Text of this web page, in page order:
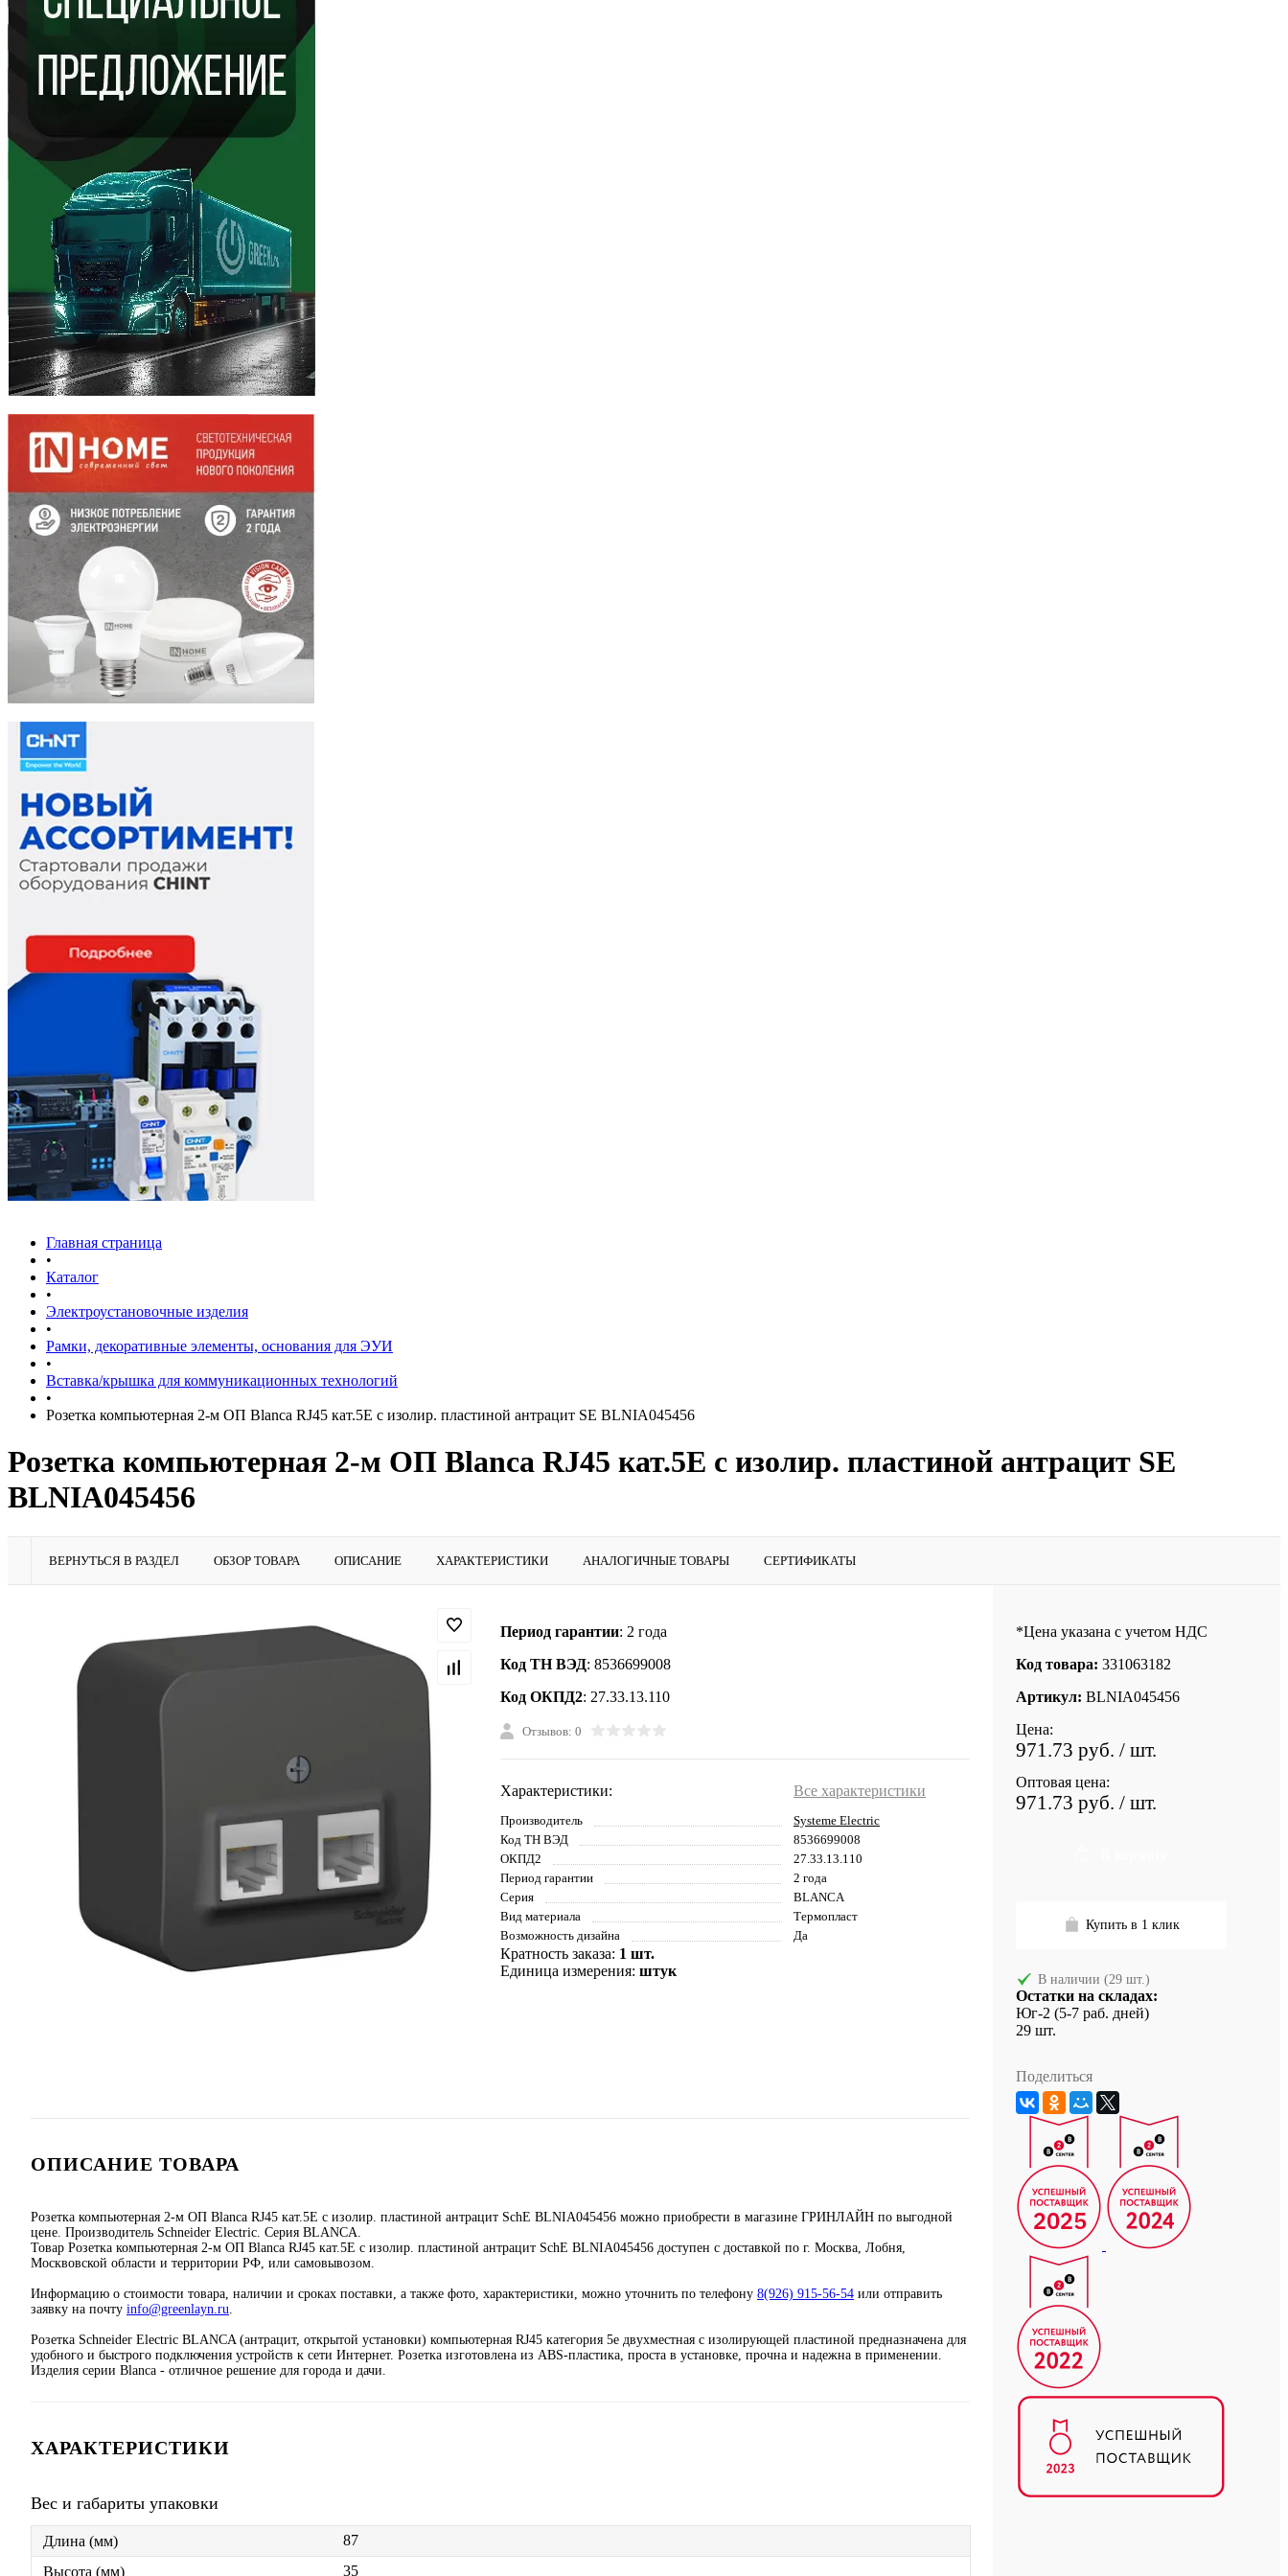
Главная страница
•
Каталог
•
Электроустановочные изделия
•
Рамки, декоративные элементы, основания для ЭУИ
•
Вставка/крышка для коммуникационных технологий
•
Розетка компьютерная 2-м ОП Blanca RJ45 кат.5E с изолир. пластиной антрацит SE BLNIA045456
Розетка компьютерная 2-м ОП Blanca RJ45 кат.5E с изолир. пластиной антрацит SE
BLNIA045456
ВЕРНУТЬСЯ В РАЗДЕЛ ОБЗОР ТОВАРА ОПИСАНИЕ ХАРАКТЕРИСТИКИ АНАЛОГИЧНЫЕ ТОВАРЫ СЕРТИФИКАТЫ
Период гарантии: 2 года
Код ТН ВЭД: 8536699008
Код ОКПД2: 27.33.13.110
Отзывов: 0
Характеристики: Все характеристики
Производитель
Systeme Electric
Код ТН ВЭД
8536699008
ОКПД2
27.33.13.110
Период гарантии
2 года
Серия
BLANCA
Вид материала
Термопласт
Возможность дизайна
Да
Кратность заказа: 1 шт.
Единица измерения: штук
ОПИСАНИЕ ТОВАРА
Розетка компьютерная 2-м ОП Blanca RJ45 кат.5E с изолир. пластиной антрацит SchE BLNIA045456 можно приобрести в магазине ГРИНЛАЙН по выгодной
цене. Производитель Schneider Electric. Серия BLANCA.
Товар Розетка компьютерная 2-м ОП Blanca RJ45 кат.5E с изолир. пластиной антрацит SchE BLNIA045456 доступен с доставкой по г. Москва, Лобня,
Москвовской области и территории РФ, или самовывозом.
Информацию о стоимости товара, наличии и сроках поставки, а также фото, характеристики, можно уточнить по телефону 8(926) 915-56-54 или отправить
заявку на почту info@greenlayn.ru
Розетка Schneider Electric BLANCA (антрацит, открытой установки) компьютерная RJ45 категория 5е двухместная с изолирующей пластиной предназначена для
удобного и быстрого подключения устройств к сети Интернет. Розетка изготовлена из ABS-пластика, проста в установке, прочна и надежна в применении.
Изделия серии Blanca - отличное решение для города и дачи.
ХАРАКТЕРИСТИКИ
Вес и габариты упаковки
Длина (мм)
87
Высота (мм)
35
*Цена указана с учетом НДС
Код товара: 331063182
Артикул: BLNIA045456
Цена:
971.73 руб. / шт.
Оптовая цена:
971.73 руб. / шт.
Купить в 1 клик
В наличии (29 шт.)
Остатки на складах:
Юг-2 (5-7 раб. дней)
29 шт.
Поделиться